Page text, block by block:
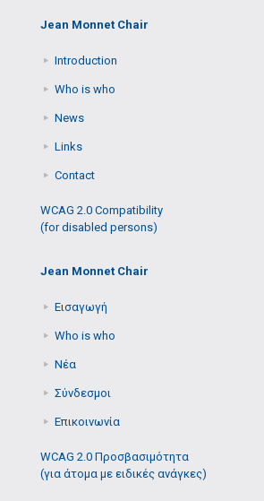
Jean Monnet Chair
Introduction
Who is who
News
Links
Contact
WCAG 2.0 Compatibility
(for disabled persons)
Jean Monnet Chair
Εισαγωγή
Who is who
Νέα
Σύνδεσμοι
Επικοινωνία
WCAG 2.0 Προσβασιμότητα
(για άτομα με ειδικές ανάγκες)